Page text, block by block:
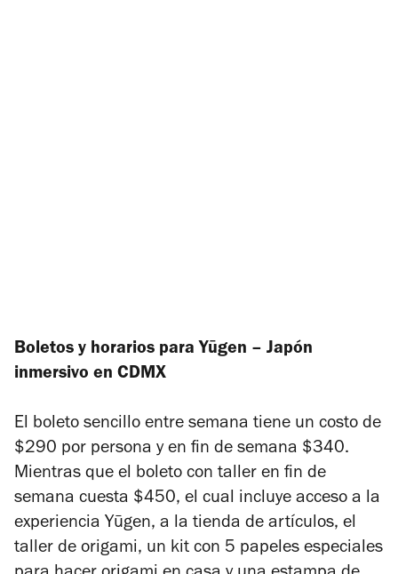
Boletos y horarios para Yūgen – Japón
inmersivo en CDMX
El boleto sencillo entre semana tiene un costo de
$290 por persona y en fin de semana $340.
Mientras que el boleto con taller en fin de
semana cuesta $450, el cual incluye acceso a la
experiencia Yūgen, a la tienda de artículos, el
taller de origami, un kit con 5 papeles especiales